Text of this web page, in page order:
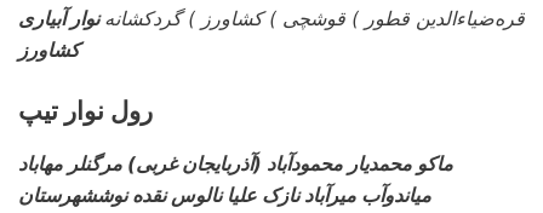
قره‌ضیاءالدین قطور ) قوشچی ) کشاورز ) گردکشانهنوار آبیاری
کشاورز
رول نوار تیپ
ماکو محمدیار محمودآباد (آذربایجان غربی) مرگنلر مهاباد
میاندوآب میرآباد نازک علیا نالوس نقده نوششهرستان